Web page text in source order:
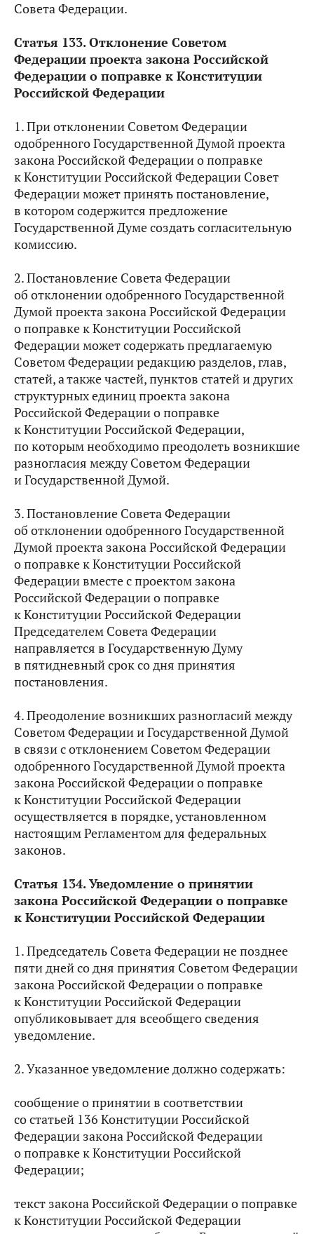
Совета Федерации.
Статья 133. Отклонение Советом
Федерации проекта закона Российской
Федерации о поправке к Конституции
Российской Федерации
1. При отклонении Советом Федерации
одобренного Государственной Думой проекта
закона Российской Федерации о поправке
к Конституции Российской Федерации Совет
Федерации может принять постановление,
в котором содержится предложение
Государственной Думе создать согласительную
комиссию.
2. Постановление Совета Федерации
об отклонении одобренного Государственной
Думой проекта закона Российской Федерации
о поправке к Конституции Российской
Федерации может содержать предлагаемую
Советом Федерации редакцию разделов, глав,
статей, а также частей, пунктов статей и других
структурных единиц проекта закона
Российской Федерации о поправке
к Конституции Российской Федерации,
по которым необходимо преодолеть возникшие
разногласия между Советом Федерации
и Государственной Думой.
3. Постановление Совета Федерации
об отклонении одобренного Государственной
Думой проекта закона Российской Федерации
о поправке к Конституции Российской
Федерации вместе с проектом закона
Российской Федерации о поправке
к Конституции Российской Федерации
Председателем Совета Федерации
направляется в Государственную Думу
в пятидневный срок со дня принятия
постановления.
4. Преодоление возникших разногласий между
Советом Федерации и Государственной Думой
в связи с отклонением Советом Федерации
одобренного Государственной Думой проекта
закона Российской Федерации о поправке
к Конституции Российской Федерации
осуществляется в порядке, установленном
настоящим Регламентом для федеральных
законов.
Статья 134. Уведомление о принятии
закона Российской Федерации о поправке
к Конституции Российской Федерации
1. Председатель Совета Федерации не позднее
пяти дней со дня принятия Советом Федерации
закона Российской Федерации о поправке
к Конституции Российской Федерации
опубликовывает для всеобщего сведения
уведомление.
2. Указанное уведомление должно содержать:
сообщение о принятии в соответствии
со статьей 136 Конституции Российской
Федерации закона Российской Федерации
о поправке к Конституции Российской
Федерации;
текст закона Российской Федерации о поправке
к Конституции Российской Федерации